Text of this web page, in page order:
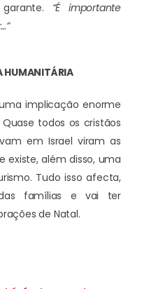
“É importante
HUMANITÁRIA
implicação enorme
todos os cristãos
em Israel viram as
existe, além disso, uma
Tudo isso afecta,
famílias e vai ter
de Natal.